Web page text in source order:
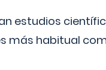
estudios
más habitual